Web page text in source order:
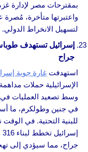
بمقترحات مصر لإدارة
واعتبرتها متأخرة،
لتسهيل الانخراط الدولي.
إسرائيل تستهدف
جراح
استهدفت غارة جوية
الإسرائيلية حملات
وسط تصعيد العمليات
في جنين وطولكرم، ما
للبنية التحتية. في
جراح، مما سيؤدي إلى